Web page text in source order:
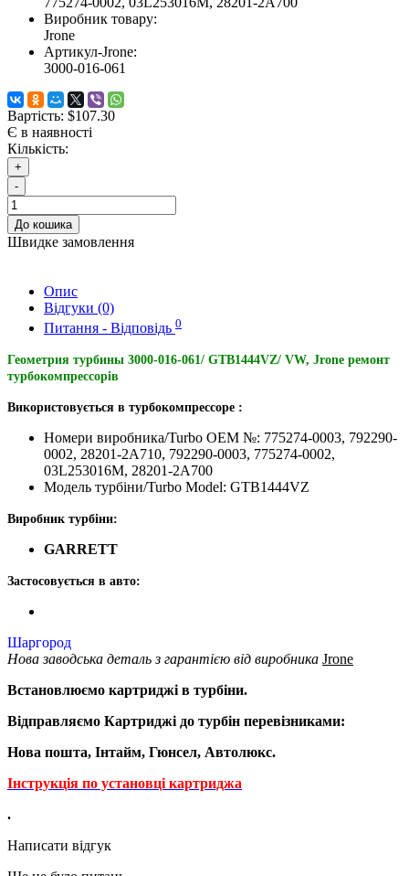
Виробник товару:
Jrone
Артикул-Jrone:
3000-016-061
Вартість: $107.30
Є в наявності
Кількість:
+
-
До кошика
Швидке замовлення
Опис
Відгуки (0)
Питання - Відповідь 0
Геометрия турбины 3000-016-061/ GTB1444VZ/ VW, Jrone ремонт
турбокомпрессорів
Використовується в турбокомпрессоре :
Номери виробника/Turbo OEM №: 775274-0003, 792290-
0002, 28201-2A710, 792290-0003, 775274-0002,
03L253016M, 28201-2A700
Модель турбіни/Turbo Model: GTB1444VZ
Виробник турбіни:
GARRETT
Застосовується в авто:
Шаргород
Нова заводська деталь з гарантією від виробника Jrone
Встановлюємо картриджі в турбіни.
Відправляємо Картриджі до турбін перевізниками:
Нова пошта, Інтайм, Гюнсел, Автолюкс.
Інструкція по установці картриджа
.
Написати відгук